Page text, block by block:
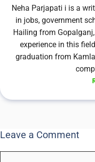
Neha Parjapati i is a
in jobs, government
Hailing from
experience in this
graduation from
Leave a Comment